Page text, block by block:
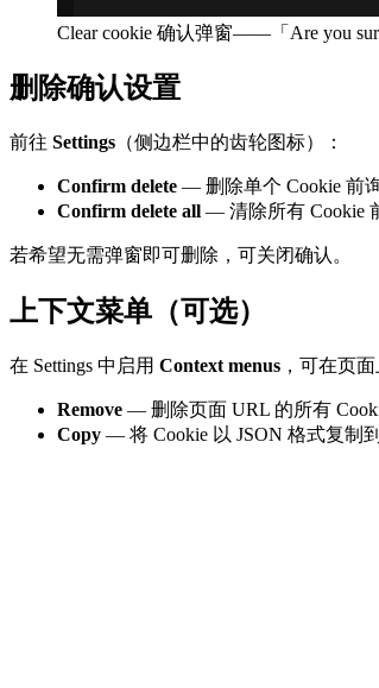
Clear cookie 确认弹窗——「Are you sure
删除确认设置
前往 Settings （侧边栏中的齿轮图标）：
Confirm delete — 删除单个 Cookie 前
Confirm delete all — 清除所有 Cookie
若希望无需弹窗即可删除，可关闭确认。
上下文菜单（可选）
在 Settings 中启用 Context menus ，可在页
Remove — 删除页面 URL 的所有
Copy — 将 Cookie 以 JSON 格式复制